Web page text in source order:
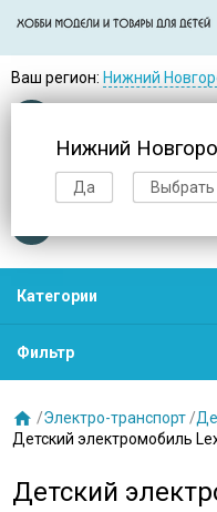
Ваш регион: Нижний
Нижний
Да Выбрать
Доставкав день
Категории
Фильтр
 /Электро-транспорт /
Детский электромобиль
Детский